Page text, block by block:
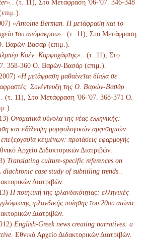
. (τ. 11), Στο Μετάφραση '06-'07. 346-348
«Antoine Berman. Η μετάφραση και το
του απόμακρου».
. (τ. 11), Στο Μετάφραση
Βαρών-Βασάρ (επιμ.).
Κοέν. Καρφοχάφτης».
. (τ. 11), Στο
358-360 Ο. Βαρών-Βασάρ (επιμ.).
«Η μετάφραση μαθαίνεται δίπλα σε
Συνέντευξη της Ο. Βαρών-Βασάρ
. (τ. 11), Στο Μετάφραση '06-'07. 368-371 Ο.
Ονοματικά σύνολα της νέας ελληνικής:
και εξάλειψη μορφολογικών αμφισημιών
κειμένων: προτάσεις εφαρμογής
Αρχείο Διδακτορικών Διατριβών.
Translating culture-specific references on
case study of subtitling trends.
Διατριβών.
Η ποιητική της ιρλανδικότητας: ελληνικές
ιρλανδικής ποίησης του 20ου αιώνα.
Διατριβών.
English-Greek news creating narratives: a
. Εθνικό Αρχείο Διδακτορικών Διατριβών.